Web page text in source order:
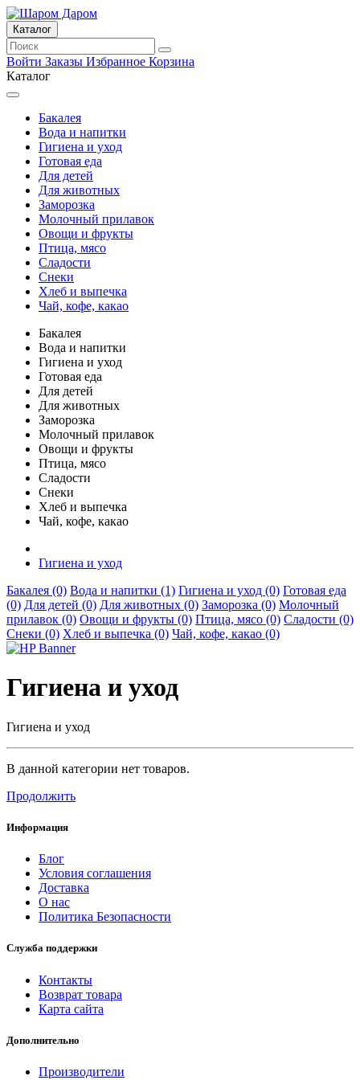
Каталог
Войти Заказы Избранное Корзина
Каталог
Бакалея
Вода и напитки
Гигиена и уход
Готовая еда
Для детей
Для животных
Заморозка
Молочный прилавок
Овощи и фрукты
Птица, мясо
Сладости
Снеки
Хлеб и выпечка
Чай, кофе, какао
Бакалея
Вода и напитки
Гигиена и уход
Готовая еда
Для детей
Для животных
Заморозка
Молочный прилавок
Овощи и фрукты
Птица, мясо
Сладости
Снеки
Хлеб и выпечка
Чай, кофе, какао
Гигиена и уход
Бакалея (0) Вода и напитки (1) Гигиена и уход (0) Готовая еда
(0) Для детей (0) Для животных (0) Заморозка (0) Молочный
прилавок (0) Овощи и фрукты (0) Птица, мясо (0) Сладости (0)
Снеки (0) Хлеб и выпечка (0) Чай, кофе, какао (0)
Гигиена и уход
Гигиена и уход
В данной категории нет товаров.
Продолжить
Информация
Блог
Условия соглашения
Доставка
О нас
Политика Безопасности
Служба поддержки
Контакты
Возврат товара
Карта сайта
Дополнительно
Производители